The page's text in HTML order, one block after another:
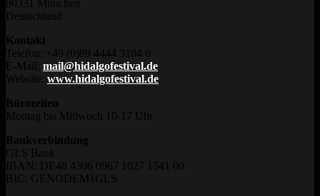
80331 München
Deutschland
Kontakt
Telefon: +49 (0)89 4444 3184 0
E-Mail: mail@hidalgofestival.de
Website: www.hidalgofestival.de
Bürozeiten
Montag bis Mittwoch 10-17 Uhr
Bankverbindung
GLS Bank
IBAN: DE48 4306 0967 1027 1541 00
BIC: GENODEM1GLS